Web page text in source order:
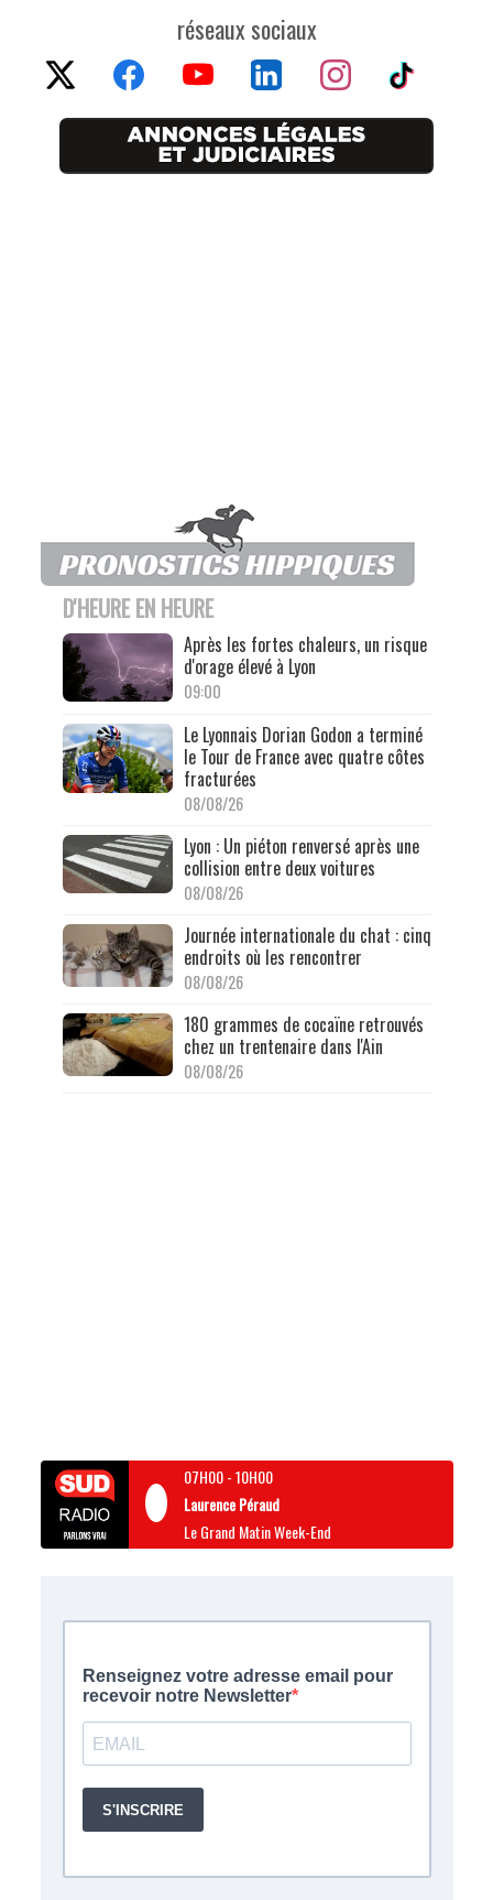
réseaux sociaux
D'HEURE EN HEURE
Après les fortes chaleurs, un risque
d'orage élevé à Lyon
09:00
Le Lyonnais Dorian Godon a terminé
le Tour de France avec quatre côtes
fracturées
08/08/26
Lyon : Un piéton renversé après une
collision entre deux voitures
08/08/26
Journée internationale du chat : cinq
endroits où les rencontrer
08/08/26
180 grammes de cocaïne retrouvés
chez un trentenaire dans l'Ain
08/08/26
07H00-10H00
Laurence Péraud
Le Grand Matin Week-End